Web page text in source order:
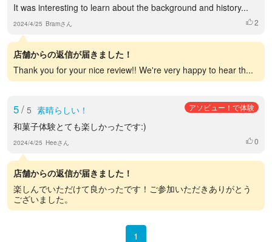
It was interesting to learn about the background and history...
2024/4/25 Bramさん いいね
2
店舗からの返信が届きました！
Thank you for your nice review!! We're very happy to hear th...
5/ 5 素晴らしい！ アソビュー！で体験
和菓子体験とても楽しかったです:)
2024/4/25 Heeさん いいね
0
店舗からの返信が届きました！
楽しんでいただけて良かったです！ご参加いただきありがとう
ございました。
1